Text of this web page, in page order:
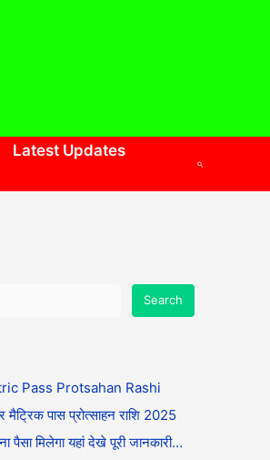
Latest Updates
Search
Search
Pass Protsahan Rashi
मैट्रिक पास प्रोत्साहन राशि 2025
पैसा मिलेगा यहां देखे पूरी जानकारी…